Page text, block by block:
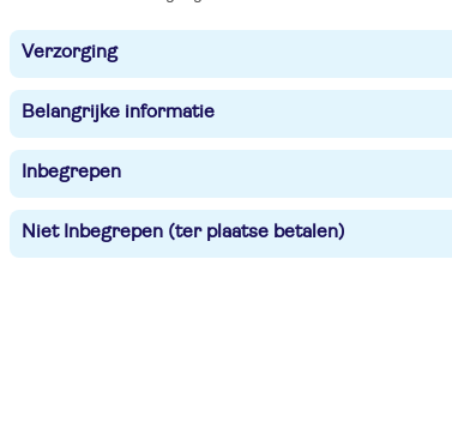
Verzorging
Belangrijke informatie
Inbegrepen
Niet Inbegrepen (ter plaatse betalen)